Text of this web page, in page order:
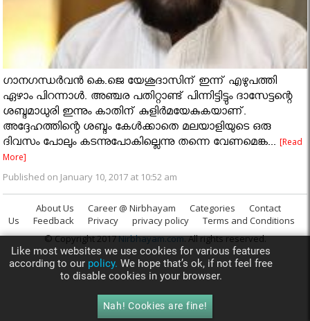
ഗാനഗന്ധര്‍വന്‍ കെ.ജെ യേശുദാസിന് ഇന്ന് എഴുപത്തി
ഏഴാം പിറന്നാള്‍. അഞ്ചര പതിറ്റാണ്ട് പിന്നിട്ടിട്ടും ദാസേട്ടന്റെ
ശബ്ദമാധുരി ഇന്നും കാതിന് കുളിര്‍മയേകുകയാണ്.
അദ്ദേഹത്തിന്റെ ശബ്ദം കേള്‍ക്കാതെ മലയാളിയുടെ ഒരു
ദിവസം പോലും കടന്നുപോകില്ലെന്നു തന്നെ വേണമെങ്ക...[Read
More]
Published on January 10, 2017 at 10:52 am
About Us Career @ Nirbhayam Categories
Contact
Us
Feedback Privacy privacy policy
Terms and Conditions
© Copyright 2017Nirbhayam.com. All rights reserved.
Like most websites we use cookies for various features
according to our policy. We hope that’s ok, if not feel free
to disable cookies in your browser.
Nah! Cookies are fine!